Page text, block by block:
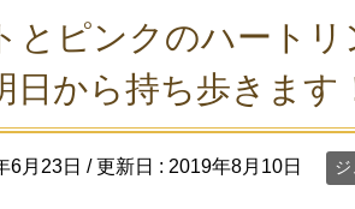
とピンクのハート
日から持ち歩きます
6月23日 / 更新日 : 2019年8月10日